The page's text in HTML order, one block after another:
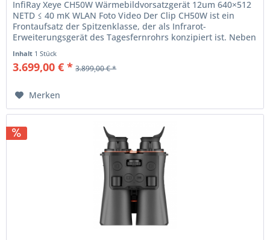
InfiRay Xeye CH50W Wärmebildvorsatzgerät 12um 640×512
NETD ≤ 40 mK WLAN Foto Video Der Clip CH50W ist ein
Frontaufsatz der Spitzenklasse, der als Infrarot-
Erweiterungsgerät des Tagesfernrohrs konzipiert ist. Neben
Inhalt 1 Stück
3.699,00 € * 3.899,00 € *
Merken